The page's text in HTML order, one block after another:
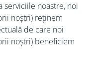
serviciile noastre, noi
noștri) reținem
de care noi
noștri) beneficiem